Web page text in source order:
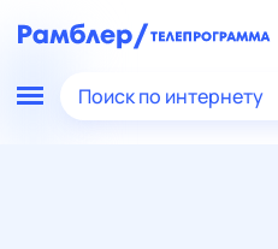
Поиск по интернету